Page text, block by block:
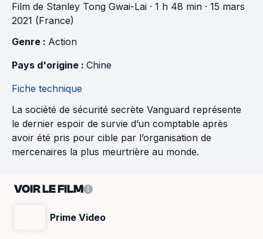
Film de Stanley Tong Gwai-Lai · 1 h 48 min · 15 mars
2021 (France)
Genre : Action
Pays d'origine : Chine
Fiche technique
La société de sécurité secrète Vanguard représente
le dernier espoir de survie d’un comptable après
avoir été pris pour cible par l’organisation de
mercenaires la plus meurtrière au monde.
VOIR LE FILM
Prime Video